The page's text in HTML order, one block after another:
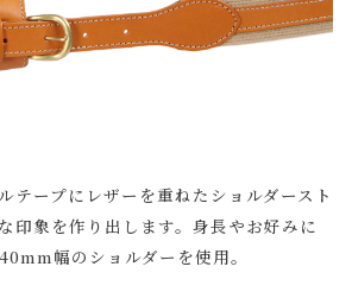
close
テープにレザーを重ねたショルダースト
印象を作り出します。身長やお好みに
幅のショルダーを使用。